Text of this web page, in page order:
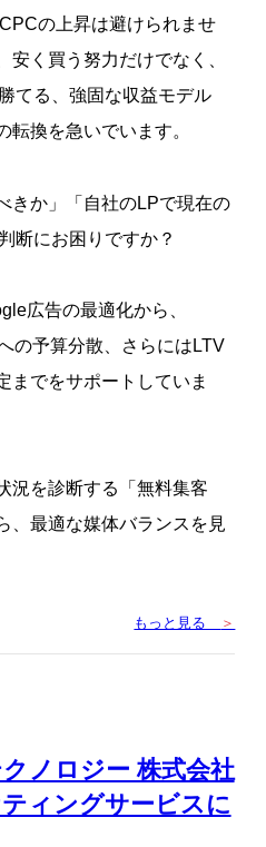
の上昇は避けられませ
安く買う努力だけでなく、
てる、強固な収益モデル
転換を急いでいます。
きか」「自社のLPで現在の
断にお困りですか？
広告の最適化から、
の予算分散、さらにはLTV
までをサポートしていま
況を診断する「無料集客
、最適な媒体バランスを見
もっと見る ＞
ノロジー 株式会社
ィングサービスに